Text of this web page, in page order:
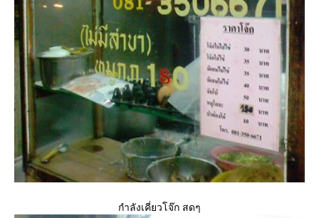
กำลังเคี่ยวโจ๊ก สดๆ